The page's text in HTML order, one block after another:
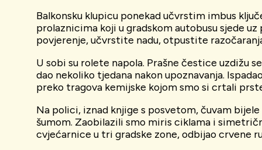
Balkonsku klupicu ponekad učvrstim imbus
prolaznicima koji u gradskom autobusu sjede
povjerenje, učvrstite nadu, otpustite
U sobi su rolete napola. Prašne čestice uzdižu
dao nekoliko tjedana nakon upoznavanja.
preko tragova kemijske kojom smo si crtali
Na polici, iznad knjige s posvetom, čuvam
šumom. Zaobilazili smo miris ciklama i
cvjećarnice u tri gradske zone, odbijao crvene